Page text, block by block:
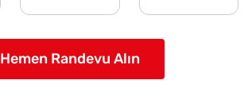
Hemen Randevu Alın